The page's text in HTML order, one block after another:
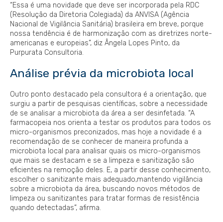
“Essa é uma novidade que deve ser incorporada pela RDC
(Resolução da Diretoria Colegiada) da ANVISA (Agência
Nacional de Vigilância Sanitária) brasileira em breve, porque
nossa tendência é de harmonização com as diretrizes norte-
americanas e europeias”, diz Ângela Lopes Pinto, da
Purpurata Consultoria.
Análise prévia da microbiota local
Outro ponto destacado pela consultora é a orientação, que
surgiu a partir de pesquisas científicas, sobre a necessidade
de se analisar a microbiota da área a ser desinfetada. “A
farmacopeia nos orienta a testar os produtos para todos os
micro-organismos preconizados, mas hoje a novidade é a
recomendação de se conhecer de maneira profunda a
microbiota local para analisar quais os micro-organismos
que mais se destacam e se a limpeza e sanitização são
eficientes na remoção deles. E, a partir desse conhecimento,
escolher o sanitizante mais adequado,mantendo vigilância
sobre a microbiota da área, buscando novos métodos de
limpeza ou sanitizantes para tratar formas de resistência
quando detectadas”, afirma.